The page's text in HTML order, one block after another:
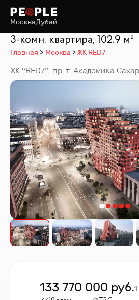
МоскваДубай
3-комн. квартира, 102.9 м²
Главная Москва ЖК RED7
ЖК “RED7”, пр-т. Академика
133 770 000 руб.